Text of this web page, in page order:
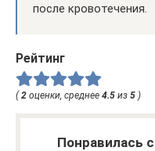
после кровотечения.
Рейтинг
(2 оценки, среднее 4.5 из 5 )
Понравилась